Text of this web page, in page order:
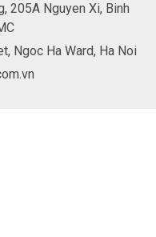
205A Nguyen Xi, Binh
Ngoc Ha Ward, Ha Noi